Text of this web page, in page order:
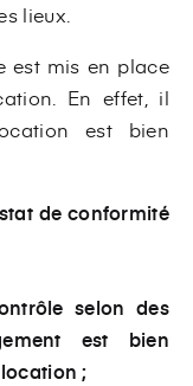
lieux.
est mis en place
En effet, il
est bien
de conformité
selon des
est bien
;